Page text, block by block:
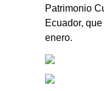
Patrimonio
Ecuador,
enero.